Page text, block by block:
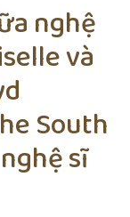
nghệ
và
South
sĩ